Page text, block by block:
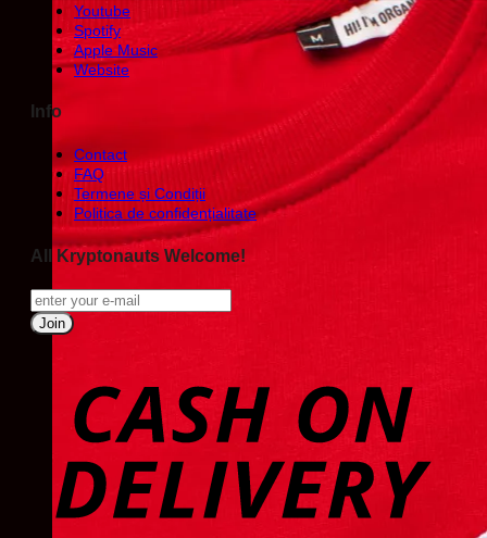
Youtube
Spotify
Apple Music
Website
Info
Contact
FAQ
Termene și Condiții
Politica de confidențialitate
All Kryptonauts Welcome!